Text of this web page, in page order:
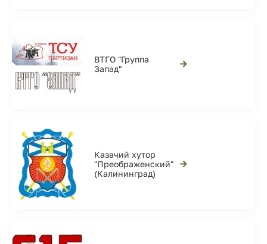
ВТГО "Группа
Запад"
→
Казачий хутор
"Преображенский"
(Калининград)
→